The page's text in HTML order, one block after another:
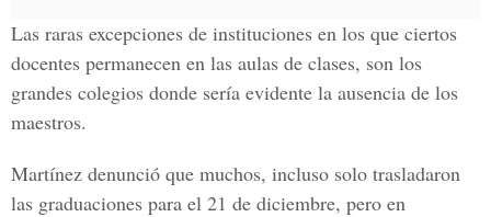
Las raras excepciones de instituciones en los que ciertos
docentes permanecen en las aulas de clases, son los
grandes colegios donde sería evidente la ausencia de los
maestros.
Martínez denunció que muchos, incluso solo trasladaron
las graduaciones para el 21 de diciembre, pero en